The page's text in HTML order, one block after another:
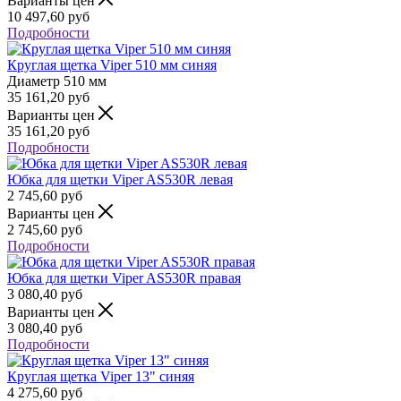
10 497,60 руб
Подробности
Круглая щетка Viper 510 мм синяя
Диаметр 510 мм
35 161,20 руб
Варианты цен
35 161,20 руб
Подробности
Юбка для щетки Viper AS530R левая
2 745,60 руб
Варианты цен
2 745,60 руб
Подробности
Юбка для щетки Viper AS530R правая
3 080,40 руб
Варианты цен
3 080,40 руб
Подробности
Круглая щетка Viper 13" синяя
4 275,60 руб